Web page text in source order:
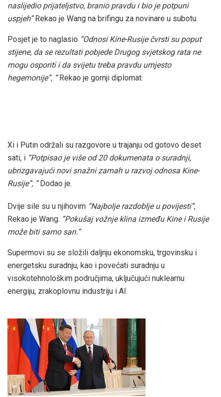
naslijedio prijateljstvo, branio pravdu i bio je potpuni
uspjeh”Rekao je Wang na brifingu za novinare u subotu.
Posjet je to naglasio “Odnosi Kine-Rusije čvrsti su poput
stijene, da se rezultati pobjede Drugog svjetskog rata ne
mogu osporiti i da svijetu treba pravdu umjesto
hegemonije”, “Rekao je gornji diplomat.
Xi i Putin održali su razgovore u trajanju od gotovo deset
sati, i “Potpisao je više od 20 dokumenata o suradnji,
ubrizgavajući novi snažni zamah u razvoj odnosa Kine-
Rusije”, “Dodao je.
Dvije sile su u njihovim “Najbolje razdoblje u povijesti”,
Rekao je Wang. “Pokušaj vožnje klina između Kine i Rusije
može biti samo san.”
Supermovi su se složili daljnju ekonomsku, trgovinsku i
energetsku suradnju, kao i povećati suradnju u
visokotehnološkim područjima, uključujući nuklearnu
energiju, zrakoplovnu industriju i AI.